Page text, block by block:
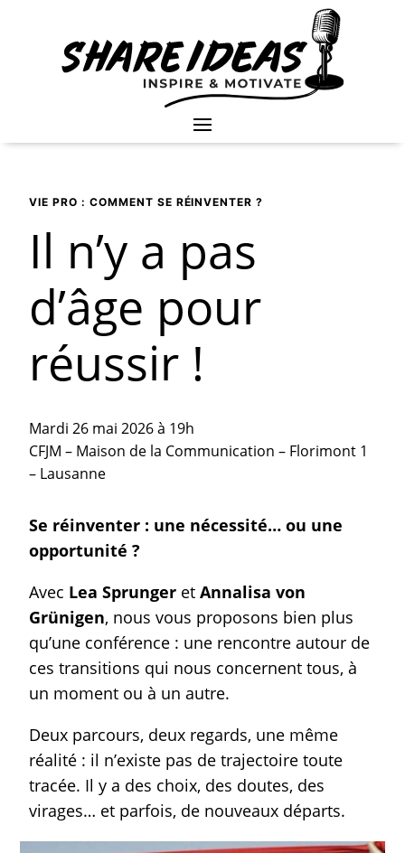
VIE PRO : COMMENT SE RÉINVENTER ?
Il n’y a pas
d’âge pour
réussir !
Mardi 26 mai 2026 à 19h
CFJM – Maison de la Communication – Florimont 1
– Lausanne
Se réinventer : une nécessité… ou une
opportunité ?
Avec Lea Sprunger etAnnalisa von
Grünigen, nous vous proposons bien plus
qu’une conférence : une rencontre autour de
ces transitions qui nous concernent tous, à
un moment ou à un autre.
Deux parcours, deux regards, une même
réalité : il n’existe pas de trajectoire toute
tracée. Il y a des choix, des doutes, des
virages… et parfois, de nouveaux départs.